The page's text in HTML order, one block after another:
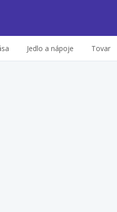
Jedlo a nápoje Tovar